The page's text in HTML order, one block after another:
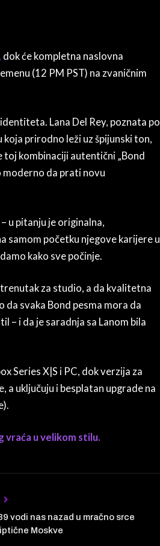
dok će kompletna naslovna
(12 PM PST) na zvaničnim
Lana Del Rey, poznata po
prirodno leži uz špijunski ton,
toj kombinaciji autentični „Bond
moderno da prati novu
u pitanju je originalna,
samom početku njegove karijere u
kako sve počinje.
za studio, a da kvalitetna
svaka Bond pesma mora da
– i da je saradnja sa Lanom bila
Series X|S i PC, dok verzija za
uključuju i besplatan upgrade na
vraća u velikom stilu.
vodi nas nazad u mračno srce
Moskve